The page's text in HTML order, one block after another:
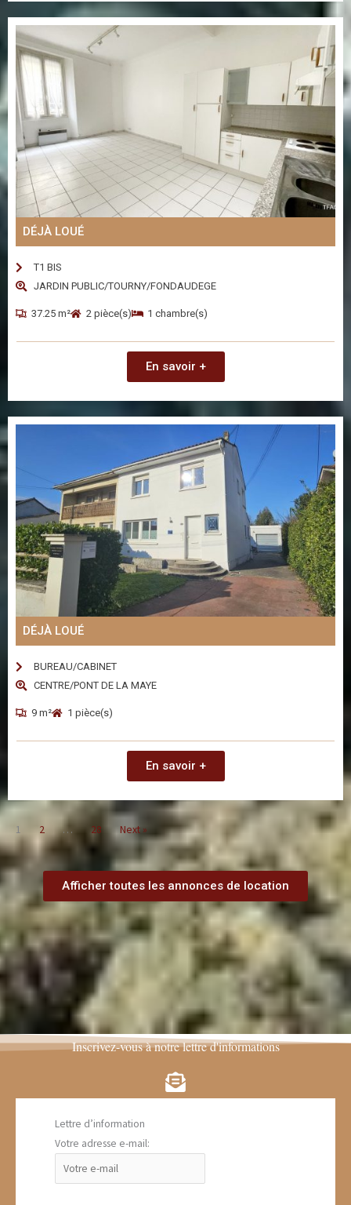
DÉJÀ LOUÉ
T1 BIS
JARDIN PUBLIC/TOURNY/FONDAUDEGE
37.25 m² 2 pièce(s) 1 chambre(s)
En savoir +
DÉJÀ LOUÉ
BUREAU/CABINET
CENTRE/PONT DE LA MAYE
9 m² 1 pièce(s)
En savoir +
1 2 … 28 Next »
Afficher toutes les annonces de location
Inscrivez-vous à notre lettre d'informations
Lettre d’information
Votre adresse e-mail: